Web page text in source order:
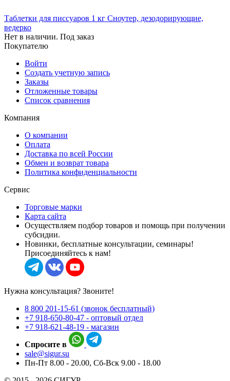
Таблетки для писсуаров 1 кг Сноутер, дезодорирующие,
ведерко
Нет в наличии. Под заказ
Покупателю
Войти
Создать учетную запись
Заказы
Отложенные товары
Список сравнения
Компания
О компании
Оплата
Доставка по всей России
Обмен и возврат товара
Политика конфиденциальности
Сервис
Торговые марки
Карта сайта
Осуществляем подбор товаров и помощь при получении
субсидии.
Новинки, бесплатные консультации, семинары!
Присоединяйтесь к нам!
Нужна консультация? Звоните!
8 800 201-15-61 (звонок бесплатный)
+7 918-650-80-47 - оптовый отдел
+7 918-621-48-19 - магазин
Спросите в
sale@sigur.su
Пн-Пт 8.00 - 20.00, Сб-Вск 9.00 - 18.00